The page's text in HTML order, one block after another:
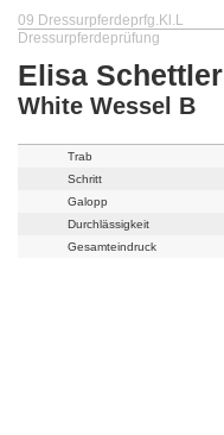
09 Dressurpferdeprfg.Kl.L
Dressurpferdeprüfung
Elisa Schettler
White Wessel B
Trab
Schritt
Galopp
Durchlässigkeit
Gesamteindruck